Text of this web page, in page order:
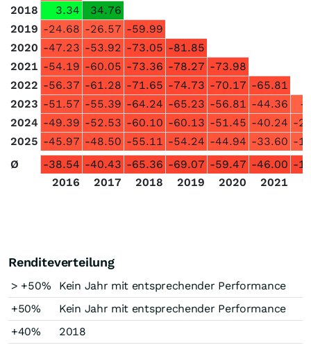
2018
3.34
34.76
2019 -24.68 -26.57 -59.99
2020 -47.23 -53.92 -73.05 -81.85
2021 -54.19 -60.05 -73.36 -78.27 -73.98
2022 -56.37 -61.28 -71.65 -74.73 -70.17 -65.81
2023 -51.57 -55.39 -64.24 -65.23 -56.81 -44.36
-
2024 -49.39 -52.53 -60.10 -60.13 -51.45 -40.24 -
2025 -45.97 -48.50 -55.11 -54.24 -44.94 -33.60 -
Ø
-38.54 -40.43 -65.36 -69.07 -59.47 -46.00 -
2016
2017 2018 2019 2020 2021
Renditeverteilung
> +50%
Kein Jahr mit entsprechender Performance
+50%
Kein Jahr mit entsprechender Performance
+40%
2018